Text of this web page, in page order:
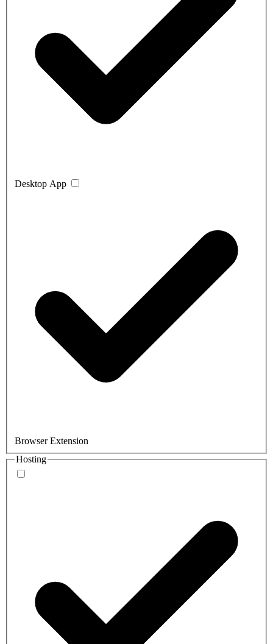
Desktop App
Browser Extension
Hosting